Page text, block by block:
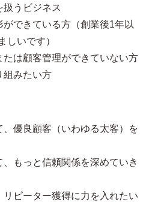
うビジネス
できている方（創業後1年以
しいです）
は顧客管理ができていない方
組みたい方
優良顧客（いわゆる太客）を
もっと信頼関係を深めていき
ピーター獲得に力を入れたい